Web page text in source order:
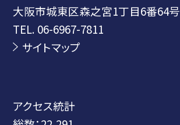
大阪市城東区森之宮1丁目6番64号
TEL. 06-6967-7811
サイトマップ
アクセス統計